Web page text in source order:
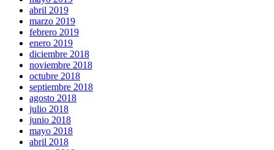
abril 2019
marzo 2019
febrero 2019
enero 2019
diciembre 2018
noviembre 2018
octubre 2018
septiembre 2018
agosto 2018
julio 2018
junio 2018
mayo 2018
abril 2018